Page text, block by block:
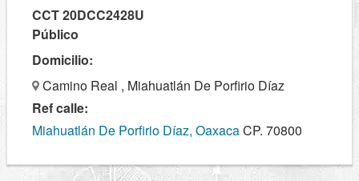
CCT 20DCC2428U
Público
Domicilio:
Camino Real , Miahuatlán De Porfirio Díaz
Ref calle:
Miahuatlán De Porfirio Díaz, OaxacaCP. 70800